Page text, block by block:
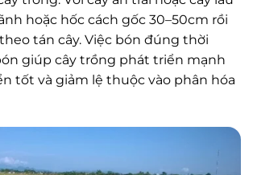
hoặc hốc cách gốc 30–50cm rồi
tán cây. Việc bón đúng thời
giúp cây trồng phát triển mạnh
tốt và giảm lệ thuộc vào phân hóa